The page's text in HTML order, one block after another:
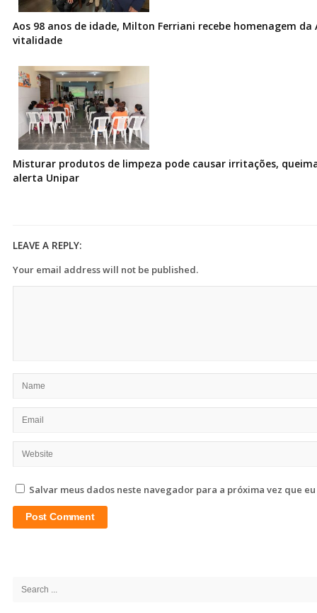
Aos 98 anos de idade, Milton Ferriani recebe homenagem da
vitalidade
Misturar produtos de limpeza pode causar irritações,
alerta Unipar
LEAVE A REPLY:
Your email address will not be published.
Salvar meus dados neste navegador para a próxima vez que
Search